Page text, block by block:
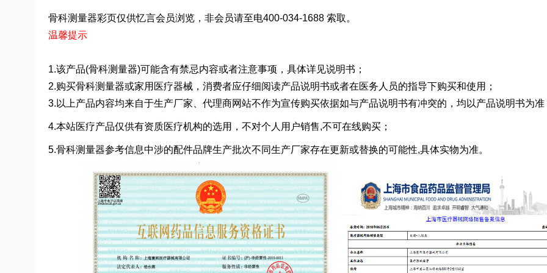
骨科测量器彩页仅供忆言会员浏览，非会员请至电400-034-1688 索取。
温馨提示
1.该产品(骨科测量器)可能含有禁忌内容或者注意事项，具体详见说明书；
2.购买骨科测量器或家用医疗器械，消费者应仔细阅读产品说明书或者在医务人员的指导下购买和使用；
3.以上产品内容均来自于生产厂家、代理商网站不作为宣传购买依据如与产品说明书有冲突的，均以产品说明书为准
4.本站医疗产品仅供有资质医疗机构的选用，不对个人用户销售,不可在线购买；
5.骨科测量器参考信息中涉的配件品牌生产批次不同生产厂家存在更新或替换的可能性,具体实物为准。